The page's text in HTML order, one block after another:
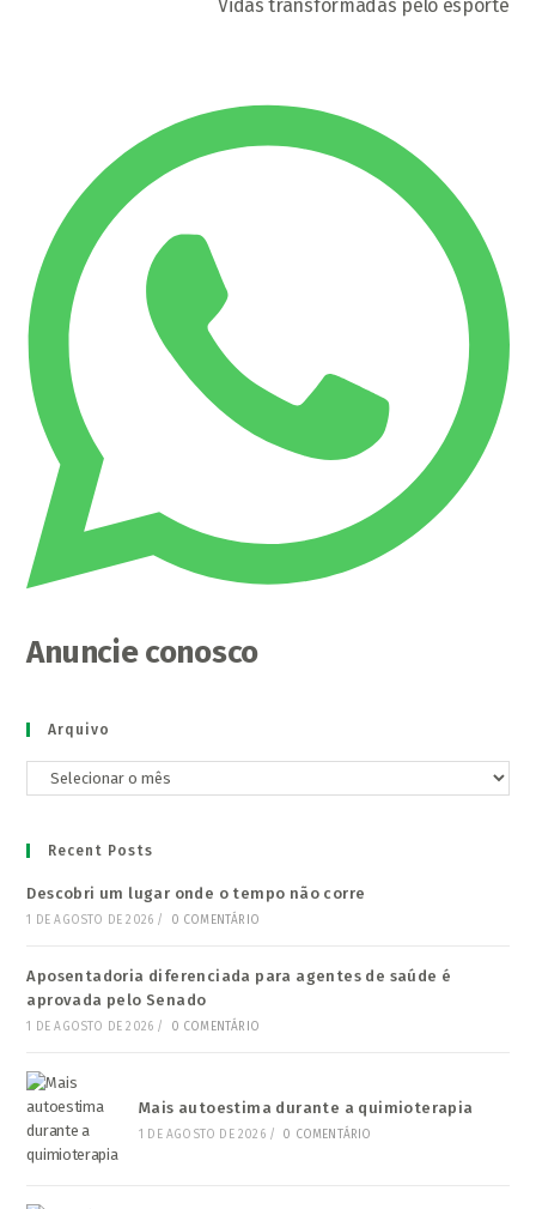
Vidas transformadas pelo esporte
Anuncie conosco
Arquivo
Arquivo
Recent Posts
Descobri um lugar onde o tempo não corre
1 DE AGOSTO DE 2026 / 0 COMENTÁRIO
Aposentadoria diferenciada para agentes de saúde é
aprovada pelo Senado
1 DE AGOSTO DE 2026 / 0 COMENTÁRIO
Mais autoestima durante a quimioterapia
1 DE AGOSTO DE 2026 / 0 COMENTÁRIO